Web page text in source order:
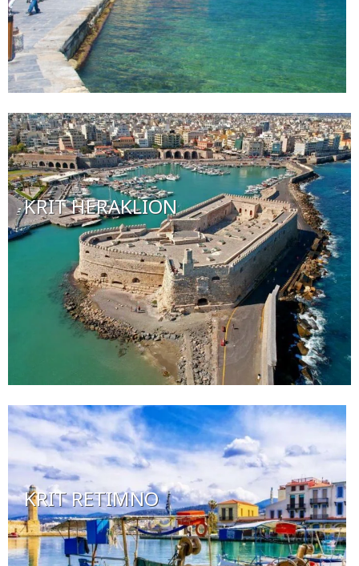
KRIT HERAKLION
KRIT RETIMNO